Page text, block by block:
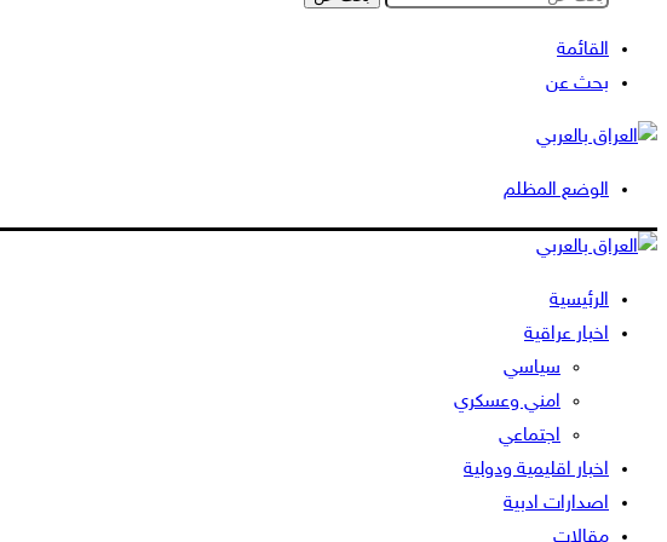
القائمة
بحث عن
الوضع المظلم
الرئيسية
اخبار عراقية
سياسي
امني وعسكري
اجتماعي
اخبار اقليمية ودولية
اصدارات ادبية